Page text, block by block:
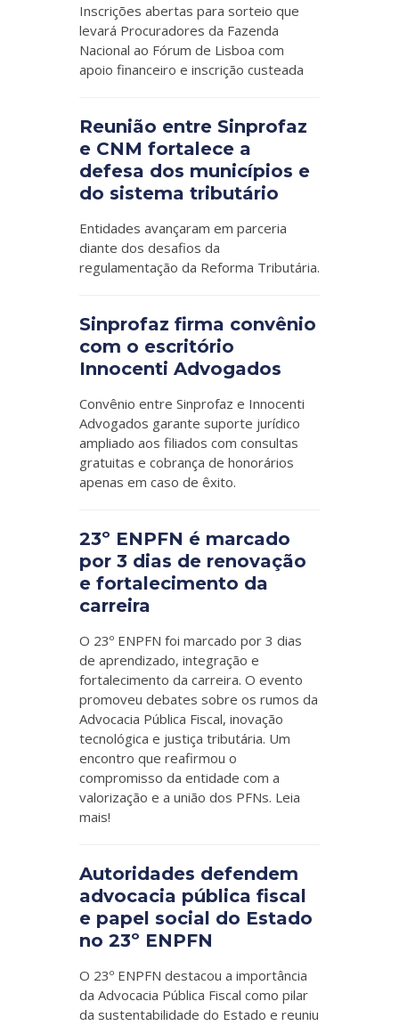
Inscrições abertas para sorteio que
levará Procuradores da Fazenda
Nacional ao Fórum de Lisboa com
apoio financeiro e inscrição custeada
Reunião entre Sinprofaz
e CNM fortalece a
defesa dos municípios e
do sistema tributário
Entidades avançaram em parceria
diante dos desafios da
regulamentação da Reforma Tributária.
Sinprofaz firma convênio
com o escritório
Innocenti Advogados
Convênio entre Sinprofaz e Innocenti
Advogados garante suporte jurídico
ampliado aos filiados com consultas
gratuitas e cobrança de honorários
apenas em caso de êxito.
23º ENPFN é marcado
por 3 dias de renovação
e fortalecimento da
carreira
O 23º ENPFN foi marcado por 3 dias
de aprendizado, integração e
fortalecimento da carreira. O evento
promoveu debates sobre os rumos da
Advocacia Pública Fiscal, inovação
tecnológica e justiça tributária. Um
encontro que reafirmou o
compromisso da entidade com a
valorização e a união dos PFNs. Leia
mais!
Autoridades defendem
advocacia pública fiscal
e papel social do Estado
no 23º ENPFN
O 23º ENPFN destacou a importância
da Advocacia Pública Fiscal como pilar
da sustentabilidade do Estado e reuniu